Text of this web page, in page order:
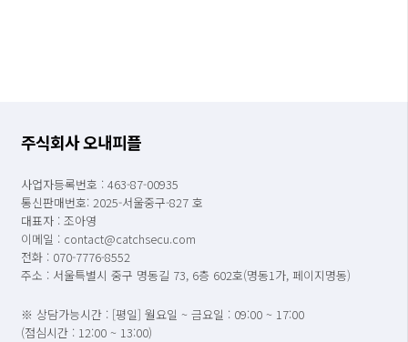
주식회사 오내피플
사업자등록번호 : 463-87-00935
통신판매번호: 2025-서울중구-827 호
대표자 : 조아영
이메일 : contact@catchsecu.com
전화 : 070-7776-8552
주소 : 서울특별시 중구 명동길 73, 6층 602호(명동1가, 페이지명동)
※ 상담가능시간 : [평일] 월요일 ~ 금요일 : 09:00 ~ 17:00
(점심시간 : 12:00 ~ 13:00)